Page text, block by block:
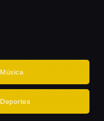
Música
Deportes